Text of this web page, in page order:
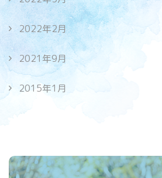
2022年2月
2021年9月
2015年1月